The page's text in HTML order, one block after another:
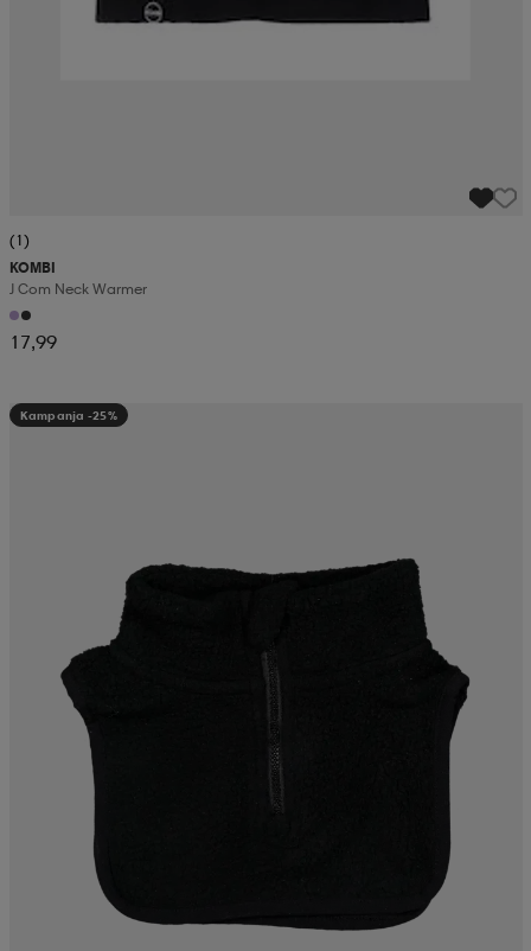
(1)
KOMBI
J Com Neck Warmer
17,99
Kampanja -25%